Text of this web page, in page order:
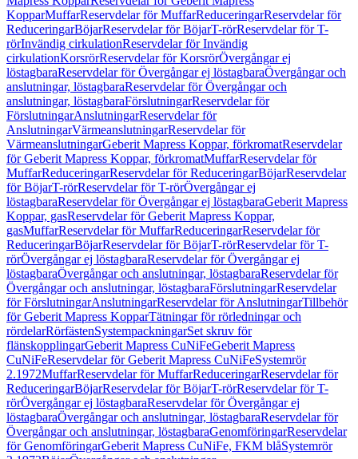
KopparMuffarReservdelar för MuffarReduceringarReservdelar för
ReduceringarBöjarReservdelar för BöjarT-rörReservdelar för T-
rörInvändig cirkulationReservdelar för Invändig
cirkulationKorsrörReservdelar för KorsrörÖvergångar ej
löstagbaraReservdelar för Övergångar ej löstagbaraÖvergångar och
anslutningar, löstagbaraReservdelar för Övergångar och
anslutningar, löstagbaraFörslutningarReservdelar för
FörslutningarAnslutningarReservdelar för
AnslutningarVärmeanslutningarReservdelar för
VärmeanslutningarGeberit Mapress Koppar, förkromatReservdelar
för Geberit Mapress Koppar, förkromatMuffarReservdelar för
MuffarReduceringarReservdelar för ReduceringarBöjarReservdelar
för BöjarT-rörReservdelar för T-rörÖvergångar ej
löstagbaraReservdelar för Övergångar ej löstagbaraGeberit Mapress
Koppar, gasReservdelar för Geberit Mapress Koppar,
gasMuffarReservdelar för MuffarReduceringarReservdelar för
ReduceringarBöjarReservdelar för BöjarT-rörReservdelar för T-
rörÖvergångar ej löstagbaraReservdelar för Övergångar ej
löstagbaraÖvergångar och anslutningar, löstagbaraReservdelar för
Övergångar och anslutningar, löstagbaraFörslutningarReservdelar
för FörslutningarAnslutningarReservdelar för AnslutningarTillbehör
för Geberit Mapress KopparTätningar för rörledningar och
rördelarRörfästenSystempackningarSet skruv för
flänskopplingarGeberit Mapress CuNiFeGeberit Mapress
CuNiFeReservdelar för Geberit Mapress CuNiFeSystemrör
2.1972MuffarReservdelar för MuffarReduceringarReservdelar för
ReduceringarBöjarReservdelar för BöjarT-rörReservdelar för T-
rörÖvergångar ej löstagbaraReservdelar för Övergångar ej
löstagbaraÖvergångar och anslutningar, löstagbaraReservdelar för
Övergångar och anslutningar, löstagbaraGenomföringarReservdelar
för GenomföringarGeberit Mapress CuNiFe, FKM blåSystemrör